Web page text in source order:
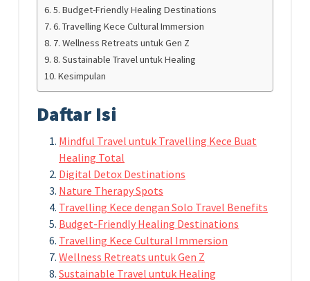
5. Budget-Friendly Healing Destinations
6. Travelling Kece Cultural Immersion
7. Wellness Retreats untuk Gen Z
8. Sustainable Travel untuk Healing
Kesimpulan
Daftar Isi
Mindful Travel untuk Travelling Kece Buat
Healing Total
Digital Detox Destinations
Nature Therapy Spots
Travelling Kece dengan Solo Travel Benefits
Budget-Friendly Healing Destinations
Travelling Kece Cultural Immersion
Wellness Retreats untuk Gen Z
Sustainable Travel untuk Healing